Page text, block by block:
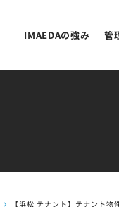
IMAEDAの強み 管
【浜松 テナント】テナント